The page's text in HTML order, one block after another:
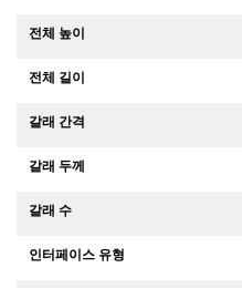
전체 높이
전체 길이
갈래 간격
갈래 두께
갈래 수
인터페이스 유형